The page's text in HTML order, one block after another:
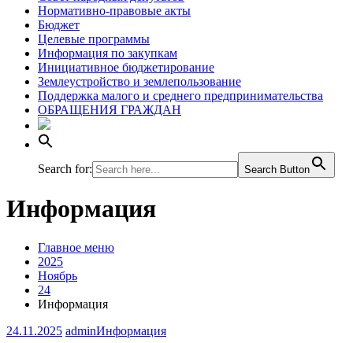
Нормативно-правовые акты
Бюджет
Целевые программы
Информация по закупкам
Инициативное бюджетирование
Землеустройство и землепользование
Поддержка малого и среднего предпринимательства
ОБРАЩЕНИЯ ГРАЖДАН
Search for: Search Button
Информация
Главное меню
2025
Ноябрь
24
Информация
24.11.2025 adminИнформация